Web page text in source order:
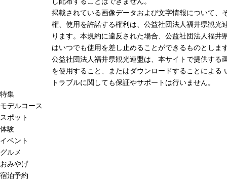
掲載されている画像データおよび文字情報について、
権、使用を許諾する権利は、公益社団法人福井県観光
ります。本規約に違反された場合、公益社団法人福井
はいつでも使用を差し止めることができるものとしま
公益社団法人福井県観光連盟は、本サイトで提供する
を使用すること、またはダウンロードすることによる
トラブルに関しても保証やサポートは行いません。
特集
モデルコース
スポット
体験
イベント
グルメ
おみやげ
宿泊予約